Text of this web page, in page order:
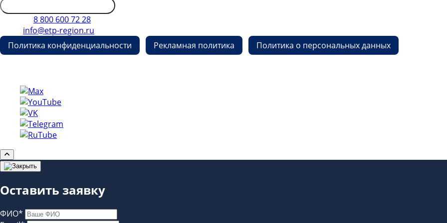
8 800 600 72 28
info@etp-region.ru
Политика конфиденциальности
Рекламная политика Политика о персональных данных
Оставить заявку
ФИО*